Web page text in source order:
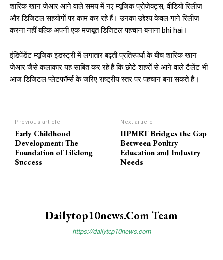
शारिक खान जेआर आने वाले समय में नए म्यूजिक प्रोजेक्ट्स, वीडियो रिलीज़
और डिजिटल सहयोगों पर काम कर रहे हैं। उनका उद्देश्य केवल गाने रिलीज़
करना नहीं बल्कि अपनी एक मजबूत डिजिटल पहचान बनाना bhi hai।
इंडिपेंडेंट म्यूजिक इंडस्ट्री में लगातार बढ़ती प्रतिस्पर्धा के बीच शारिक खान
जेआर जैसे कलाकार यह साबित कर रहे हैं कि छोटे शहरों से आने वाले टैलेंट भी
आज डिजिटल प्लेटफॉर्म्स के जरिए राष्ट्रीय स्तर पर पहचान बना सकते हैं।
Previous article
Early Childhood
Development: The
Foundation of Lifelong
Success
Next article
IIPMRT Bridges the Gap
Between Poultry
Education and Industry
Needs
Dailytop10news.com Team
https://dailytop10news.com